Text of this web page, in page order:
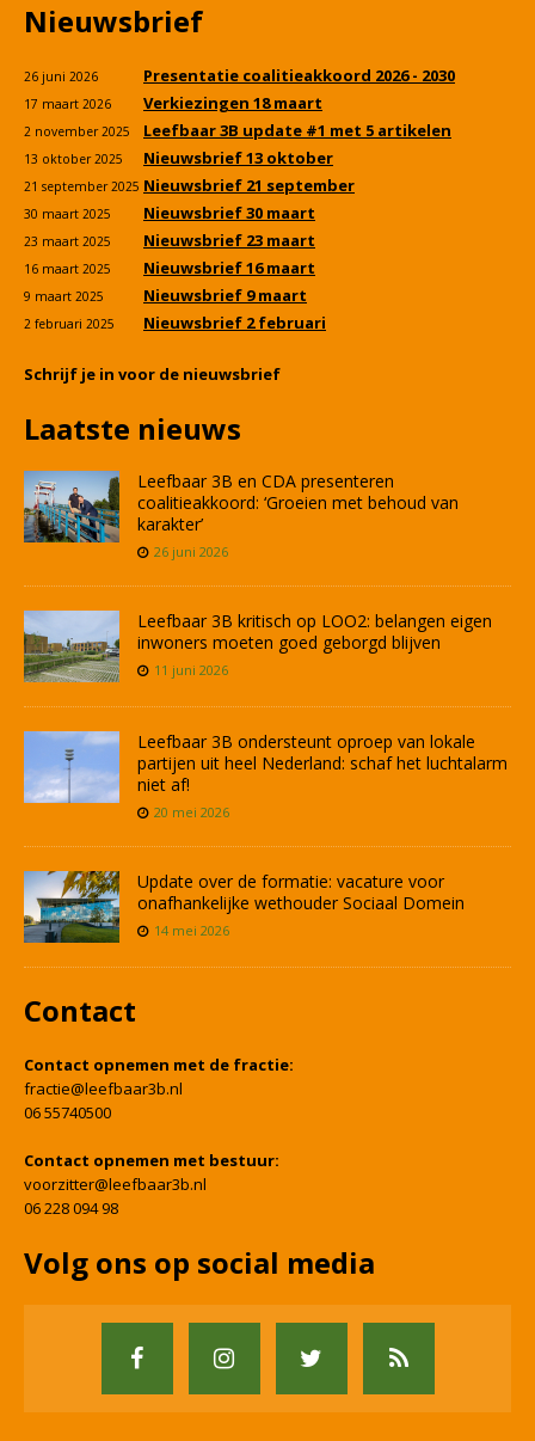
Nieuwsbrief
26 juni 2026 Presentatie coalitieakkoord 2026 - 2030
17 maart 2026 Verkiezingen 18 maart
2 november 2025 Leefbaar 3B update #1 met 5 artikelen
13 oktober 2025 Nieuwsbrief 13 oktober
21 september 2025 Nieuwsbrief 21 september
30 maart 2025 Nieuwsbrief 30 maart
23 maart 2025 Nieuwsbrief 23 maart
16 maart 2025 Nieuwsbrief 16 maart
9 maart 2025 Nieuwsbrief 9 maart
2 februari 2025 Nieuwsbrief 2 februari
Schrijf je in voor de nieuwsbrief
Laatste nieuws
Leefbaar 3B en CDA presenteren
coalitieakkoord: ‘Groeien met behoud van
karakter’
26 juni 2026
Leefbaar 3B kritisch op LOO2: belangen eigen
inwoners moeten goed geborgd blijven
11 juni 2026
Leefbaar 3B ondersteunt oproep van lokale
partijen uit heel Nederland: schaf het luchtalarm
niet af!
20 mei 2026
Update over de formatie: vacature voor
onafhankelijke wethouder Sociaal Domein
14 mei 2026
Contact
Contact opnemen met de fractie:
fractie@leefbaar3b.nl
06 55740500
Contact opnemen met bestuur:
voorzitter@leefbaar3b.nl
06 228 094 98
Volg ons op social media